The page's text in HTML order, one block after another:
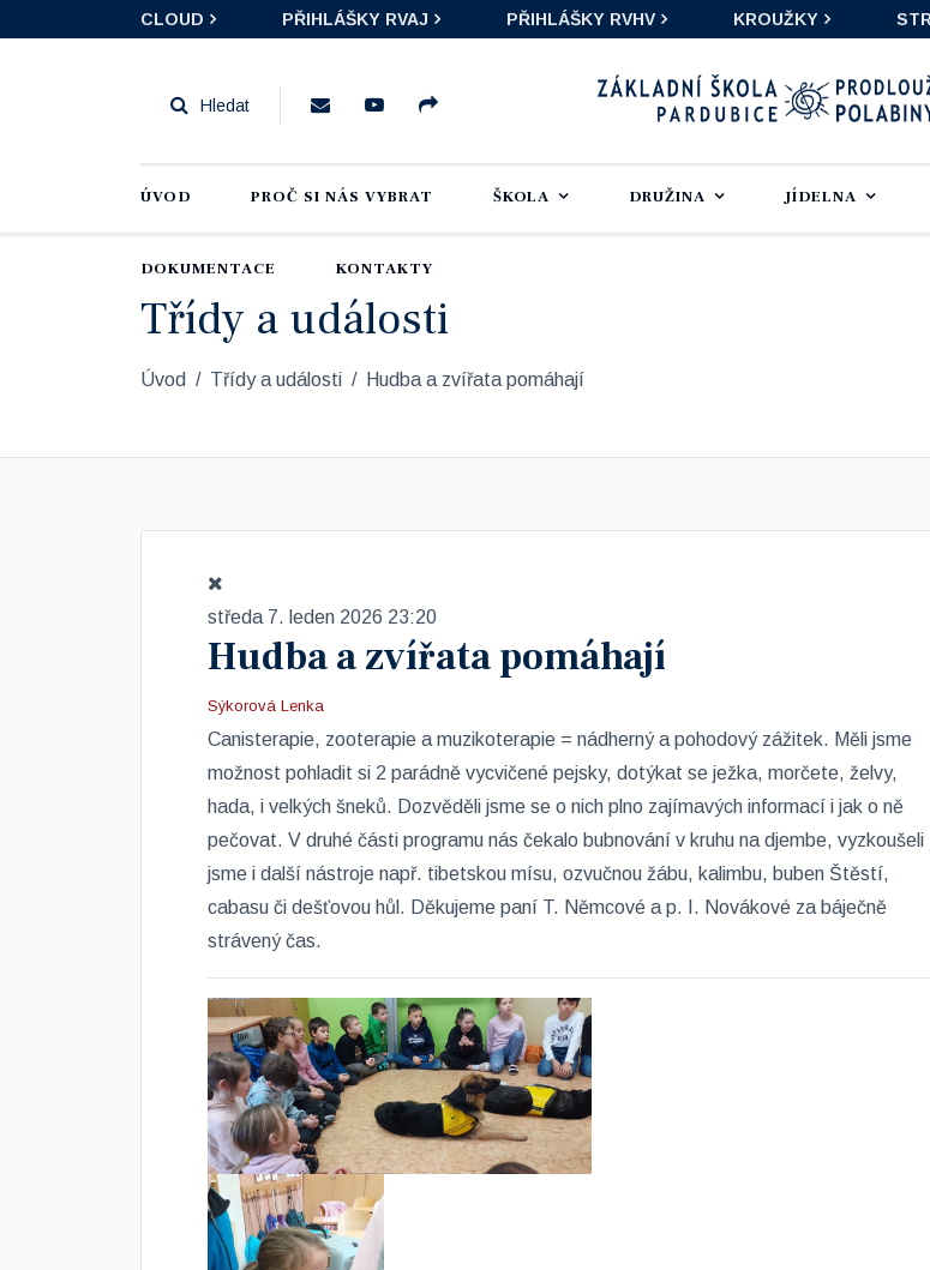
CLOUD PŘIHLÁŠKY RVAJ PŘIHLÁŠKY RVHV KROUŽKY
ÚVOD PROČ SI NÁS VYBRAT ŠKOLA DRUŽINA JÍDELNA
DOKUMENTACE KONTAKTY
Třídy a události
Úvod Třídy a události Hudba a zvířata pomáhají
středa 7. leden 2026 23:20
Hudba a zvířata pomáhají
Sýkorová Lenka
Canisterapie, zooterapie a muzikoterapie = nádherný a pohodový zážitek. Měli jsme
možnost pohladit si 2 parádně vycvičené pejsky, dotýkat se ježka, morčete, želvy,
hada, i velkých šneků. Dozvěděli jsme se o nich plno zajímavých informací i jak o ně
pečovat. V druhé části programu nás čekalo bubnování v kruhu na djembe, vyzkoušeli
jsme i další nástroje např. tibetskou mísu, ozvučnou žábu, kalimbu, buben Štěstí,
cabasu či dešťovou hůl. Děkujeme paní T. Němcové a p. I. Novákové za báječně
strávený čas.